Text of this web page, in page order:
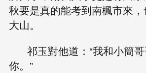
秋要是真的能考到南楓市來
大山。
祁玉對他道：“我和小簡
你。”